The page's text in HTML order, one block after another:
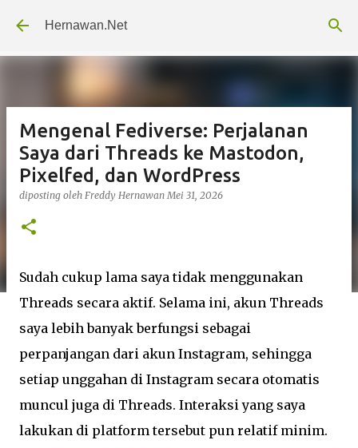
Langsung ke konten utama
Hernawan.Net
Mengenal Fediverse: Perjalanan
Saya dari Threads ke Mastodon,
Pixelfed, dan WordPress
diposting oleh Freddy Hernawan Mei 31, 2026
Sudah cukup lama saya tidak menggunakan
Threads secara aktif. Selama ini, akun Threads
saya lebih banyak berfungsi sebagai
perpanjangan dari akun Instagram, sehingga
setiap unggahan di Instagram secara otomatis
muncul juga di Threads. Interaksi yang saya
lakukan di platform tersebut pun relatif minim.